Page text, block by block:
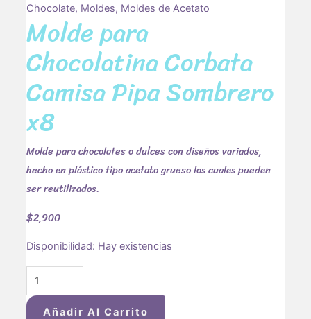
Chocolate, Moldes, Moldes de Acetato
Molde para
Chocolatina Corbata
Camisa Pipa Sombrero
x8
Molde para chocolates o dulces con diseños variados,
hecho en plástico tipo acetato grueso los cuales pueden
ser reutilizados.
$2,900
Disponibilidad: Hay existencias
para
Chocolatina
Corbata
Camisa
Pipa
Sombrero
x8
Añadir Al Carrito